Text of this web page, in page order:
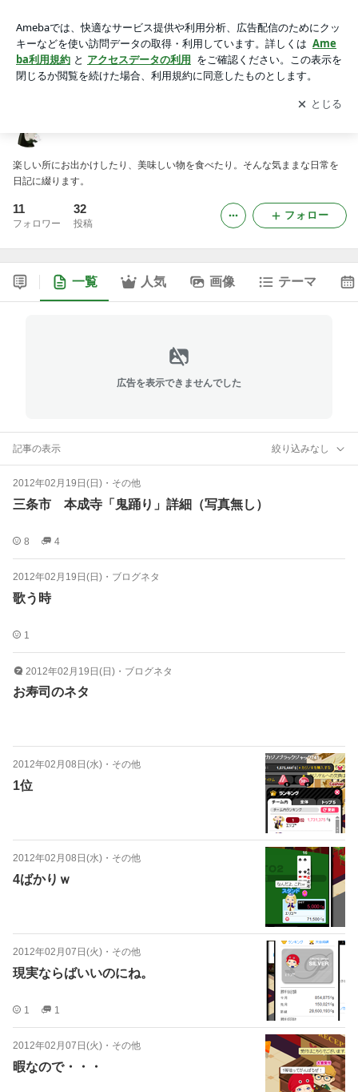
アプリをダウンロードして ブログの更新通知
を受け取りまし
ょう。
開く
楽しい所にお出かけしたり、美味しい物を食べたり。そんな気ままな日常を
日記に綴ります。
11
フォロワー
32
投稿
フォロー
一覧 人気 画像 テーマ
広告を表示できませんでした
記事の表示 絞り込みなし
2012年02月19日(日) ・ その他
三条市 本成寺「鬼踊り」詳細（写真無し）
8 4
2012年02月19日(日) ・ ブログネタ
歌う時
1
2012年02月19日(日) ・ ブログネタ
お寿司のネタ
2012年02月08日(水) ・ その他
1位
2012年02月08日(水) ・ その他
4ばかりｗ
2012年02月07日(火) ・ その他
現実ならばいいのにね。
1 1
2012年02月07日(火) ・ その他
暇なので・・・